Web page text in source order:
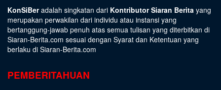
KonSiBeradalah singkatan dari Kontributor Siaran Berita yang
merupakan perwakilan dari individu atau instansi yang
bertanggung-jawab penuh atas semua tulisan yang diterbitkan di
Siaran-Berita.com sesuai dengan Syarat dan Ketentuan yang
berlaku di Siaran-Berita.com
PEMBERITAHUAN